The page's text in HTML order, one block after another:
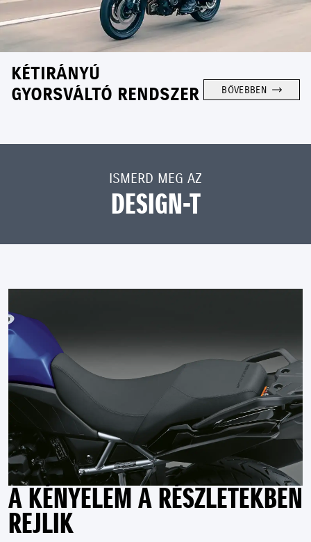
KÉTIRÁNYÚ
GYORSVÁLTÓ RENDSZER
BŐVEBBEN
ISMERD MEG AZ
DESIGN-T
A KÉNYELEM A RÉSZLETEKBEN
REJLIK